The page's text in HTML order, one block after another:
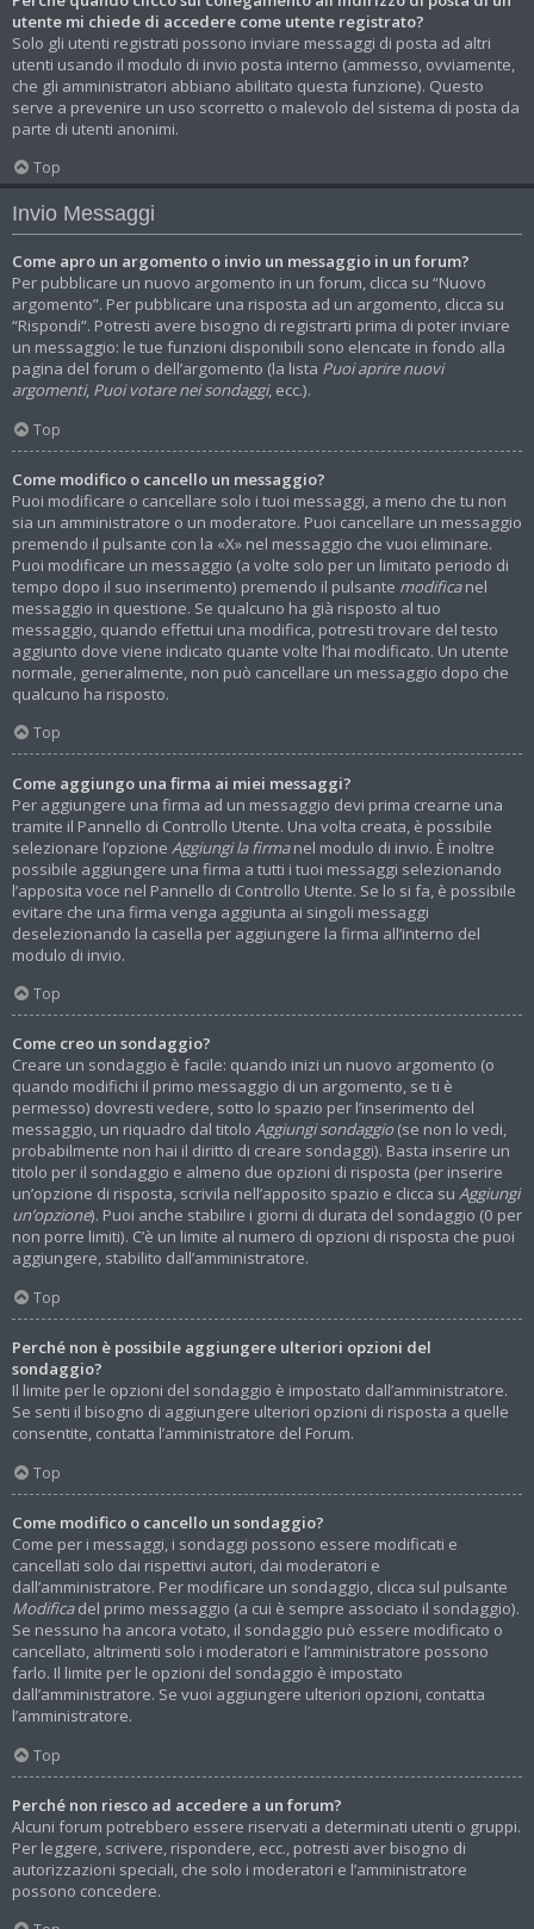
utente mi chiede di accedere come utente registrato?
Solo gli utenti registrati possono inviare messaggi di posta ad altri
utenti usando il modulo di invio posta interno (ammesso, ovviamente,
che gli amministratori abbiano abilitato questa funzione). Questo
serve a prevenire un uso scorretto o malevolo del sistema di posta da
parte di utenti anonimi.
Top
Invio Messaggi
Come apro un argomento o invio un messaggio in un forum?
Per pubblicare un nuovo argomento in un forum, clicca su “Nuovo
argomento”. Per pubblicare una risposta ad un argomento, clicca su
“Rispondi”. Potresti avere bisogno di registrarti prima di poter inviare
un messaggio: le tue funzioni disponibili sono elencate in fondo alla
pagina del forum o dell’argomento (la lista Puoi aprire nuovi
argomenti, Puoi votare nei sondaggi, ecc.).
Top
Come modifico o cancello un messaggio?
Puoi modificare o cancellare solo i tuoi messaggi, a meno che tu non
sia un amministratore o un moderatore. Puoi cancellare un messaggio
premendo il pulsante con la «X» nel messaggio che vuoi eliminare.
Puoi modificare un messaggio (a volte solo per un limitato periodo di
tempo dopo il suo inserimento) premendo il pulsante modificanel
messaggio in questione. Se qualcuno ha già risposto al tuo
messaggio, quando effettui una modifica, potresti trovare del testo
aggiunto dove viene indicato quante volte l’hai modificato. Un utente
normale, generalmente, non può cancellare un messaggio dopo che
qualcuno ha risposto.
Top
Come aggiungo una firma ai miei messaggi?
Per aggiungere una firma ad un messaggio devi prima crearne una
tramite il Pannello di Controllo Utente. Una volta creata, è possibile
selezionare l’opzione Aggiungi la firmanel modulo di invio. È inoltre
possibile aggiungere una firma a tutti i tuoi messaggi selezionando
l’apposita voce nel Pannello di Controllo Utente. Se lo si fa, è possibile
evitare che una firma venga aggiunta ai singoli messaggi
deselezionando la casella per aggiungere la firma all’interno del
modulo di invio.
Top
Come creo un sondaggio?
Creare un sondaggio è facile: quando inizi un nuovo argomento (o
quando modifichi il primo messaggio di un argomento, se ti è
permesso) dovresti vedere, sotto lo spazio per l’inserimento del
messaggio, un riquadro dal titolo Aggiungi sondaggio(se non lo vedi,
probabilmente non hai il diritto di creare sondaggi). Basta inserire un
titolo per il sondaggio e almeno due opzioni di risposta (per inserire
un’opzione di risposta, scrivila nell’apposito spazio e clicca su Aggiungi
un’opzione). Puoi anche stabilire i giorni di durata del sondaggio (0 per
non porre limiti). C’è un limite al numero di opzioni di risposta che puoi
aggiungere, stabilito dall’amministratore.
Top
Perché non è possibile aggiungere ulteriori opzioni del
sondaggio?
Il limite per le opzioni del sondaggio è impostato dall’amministratore.
Se senti il bisogno di aggiungere ulteriori opzioni di risposta a quelle
consentite, contatta l’amministratore del Forum.
Top
Come modifico o cancello un sondaggio?
Come per i messaggi, i sondaggi possono essere modificati e
cancellati solo dai rispettivi autori, dai moderatori e
dall’amministratore. Per modificare un sondaggio, clicca sul pulsante
Modificadel primo messaggio (a cui è sempre associato il sondaggio).
Se nessuno ha ancora votato, il sondaggio può essere modificato o
cancellato, altrimenti solo i moderatori e l’amministratore possono
farlo. Il limite per le opzioni del sondaggio è impostato
dall’amministratore. Se vuoi aggiungere ulteriori opzioni, contatta
l’amministratore.
Top
Perché non riesco ad accedere a un forum?
Alcuni forum potrebbero essere riservati a determinati utenti o gruppi.
Per leggere, scrivere, rispondere, ecc., potresti aver bisogno di
autorizzazioni speciali, che solo i moderatori e l’amministratore
possono concedere.